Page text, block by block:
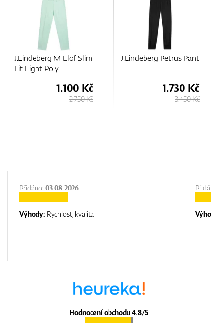
J.Lindeberg M Elof Slim
Fit Light Poly
1.100 Kč
2.750 Kč
J.Lindeberg Petrus Pant
1.730 Kč
3.450 Kč
Hodnocení obchodu 4.8/5
Přidáno: 03.08.2026
Výhody: Rychlost, kvalita